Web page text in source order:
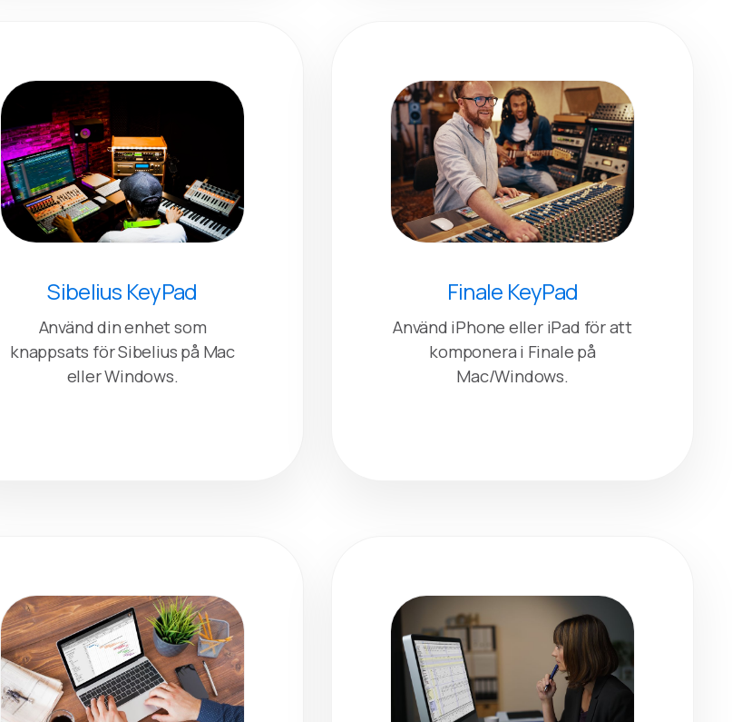
Sibelius KeyPad
Använd din enhet som
knappsats för Sibelius på Mac
eller Windows.
Finale KeyPad
Använd iPhone eller iPad för att
komponera i Finale på
Mac/Windows.